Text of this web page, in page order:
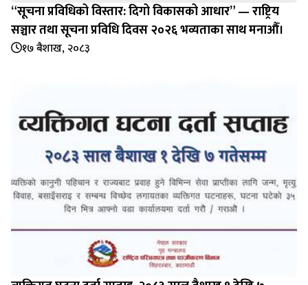
“सूचना प्रविधिको विस्तार: दिगो विकासको आधार” — राष्ट्रिय
सञ्चार तथा सूचना प्रविधि दिवस २०२६ भव्यताका साथ मनाऔँ।
१७ बैशाख, २०८३